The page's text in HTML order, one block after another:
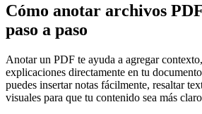
Cómo anotar archivos
paso a paso
Anotar un PDF te ayuda a agregar
explicaciones directamente en tu
puedes insertar notas fácilmente, resaltar
visuales para que tu contenido sea más